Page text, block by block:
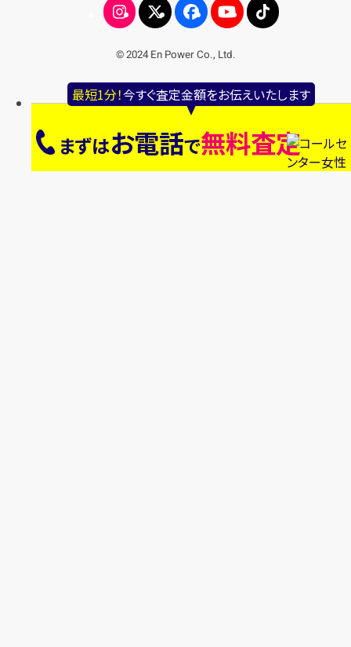
最短1分！今すぐ査定金額をお伝えいたします
まずはお電話で無料査定
© 2024 En Power Co., Ltd.